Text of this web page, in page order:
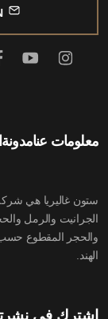
معلومات عنامدونة
ستون غاليريا هي
الجرانيت والرمل
والحجر المقطوع حسب
الهند.
اشترك في